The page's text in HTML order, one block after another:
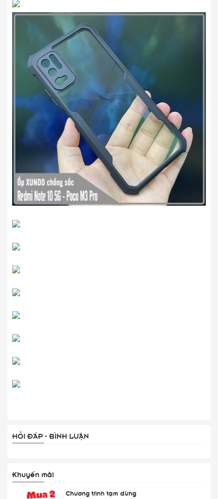
HỎI ĐÁP - BÌNH LUẬN
Khuyến mãi
Chương trình tạm dừng